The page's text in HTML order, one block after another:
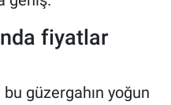
fiyatlar
güzergahın yoğun